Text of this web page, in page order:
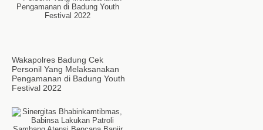
Wakapolres Badung Cek
Personil Yang Melaksanakan
Pengamanan di Badung Youth
Festival 2022